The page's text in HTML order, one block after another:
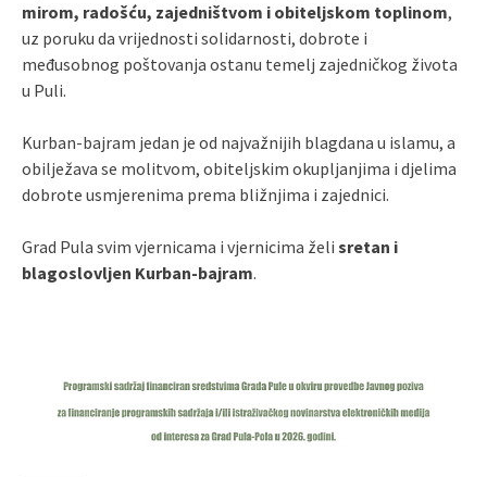
mirom, radošću, zajedništvom i obiteljskom toplinom,
uz poruku da vrijednosti solidarnosti, dobrote i
međusobnog poštovanja ostanu temelj zajedničkog života
u Puli.
Kurban-bajram jedan je od najvažnijih blagdana u islamu, a
obilježava se molitvom, obiteljskim okupljanjima i djelima
dobrote usmjerenima prema bližnjima i zajednici.
Grad Pula svim vjernicama i vjernicima želi sretan i
blagoslovljen Kurban-bajram.